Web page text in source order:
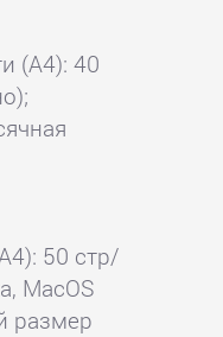
(А4): 40
50 стр/
MacOS
размер